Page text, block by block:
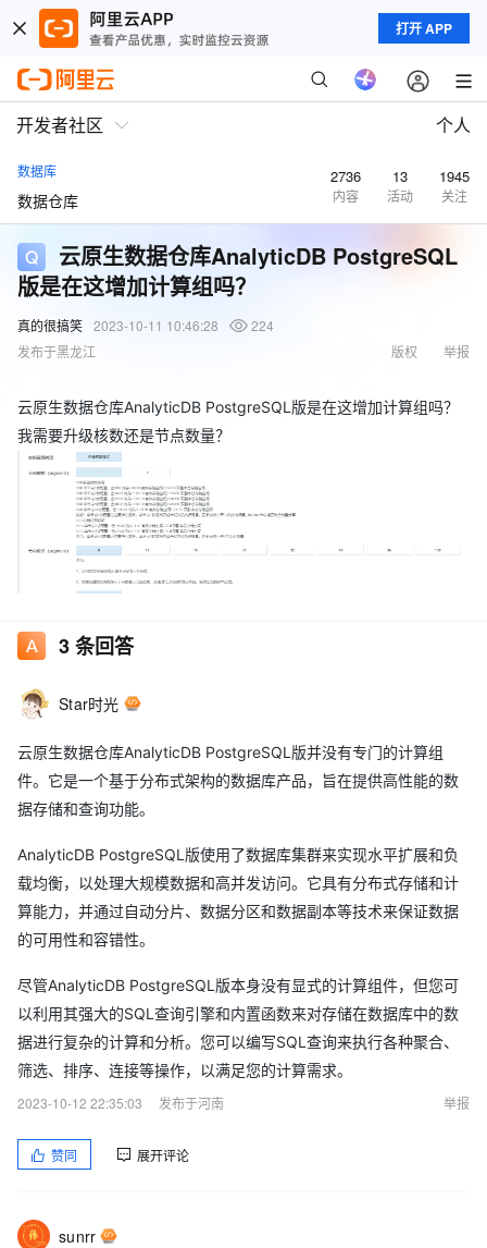
打开 APP
开发者社区 个人
数据库
数据仓库
2736
内容
13
活动
1945
关注
云原生数据仓库AnalyticDB PostgreSQL
版是在这增加计算组吗？
真的很搞笑 2023-10-11 10:46:28
224
发布于黑龙江
举报
版权
云原生数据仓库AnalyticDB PostgreSQL版是在这增加计算组吗？
我需要升级核数还是节点数量？
我在升配这里升级节点数量也可以达到扩容的目的吧 迁移的话我需
3条回答
Star时光
云原生数据仓库AnalyticDB PostgreSQL版并没有专门的计算组
件。它是一个基于分布式架构的数据库产品，旨在提供高性能的数
据存储和查询功能。
AnalyticDB PostgreSQL版使用了数据库集群来实现水平扩展和负
载均衡，以处理大规模数据和高并发访问。它具有分布式存储和计
算能力，并通过自动分片、数据分区和数据副本等技术来保证数据
的可用性和容错性。
尽管AnalyticDB PostgreSQL版本身没有显式的计算组件，但您可
以利用其强大的SQL查询引擎和内置函数来对存储在数据库中的数
据进行复杂的计算和分析。您可以编写SQL查询来执行各种聚合、
筛选、排序、连接等操作，以满足您的计算需求。
2023-10-12 22:35:03
发布于河南 举报
赞同 展开评论
sunrr